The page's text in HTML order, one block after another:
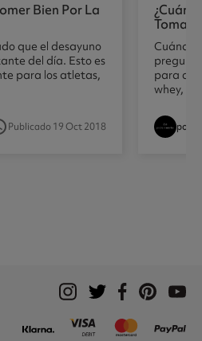
Bien Por La
que el desayuno
del día. Esto es
para los atletas,
Publicado 19 Oct 2018
Tomar
Cuándo
para
whey, y